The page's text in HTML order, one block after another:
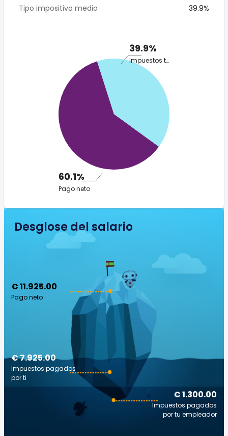
Tipo impositivo medio
39.9%
39.9%
Impuestos totales
60.1%
Pago neto
Desglose del salario
€ 11.925.00
Pago neto
€ 1.300.00
Impuestos pagados
por tu empleador
€ 7.925.00
Impuestos pagados
por ti